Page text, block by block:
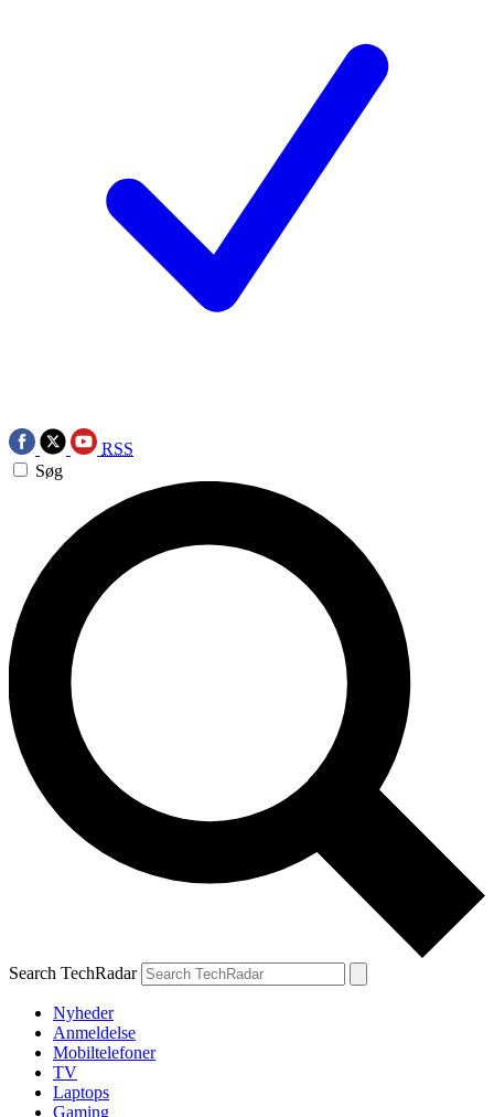
RSS
Søg
Search TechRadar
Nyheder
Anmeldelse
Mobiltelefoner
TV
Laptops
Gaming